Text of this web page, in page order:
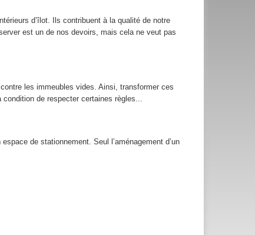
d’îlot. Ils contribuent à la qualité de notre
est un de nos devoirs, mais cela ne veut pas
les immeubles vides. Ainsi, transformer ces
de respecter certaines règles...
de stationnement. Seul l’aménagement d’un